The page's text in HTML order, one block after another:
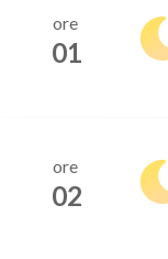
ore
01
ore
02